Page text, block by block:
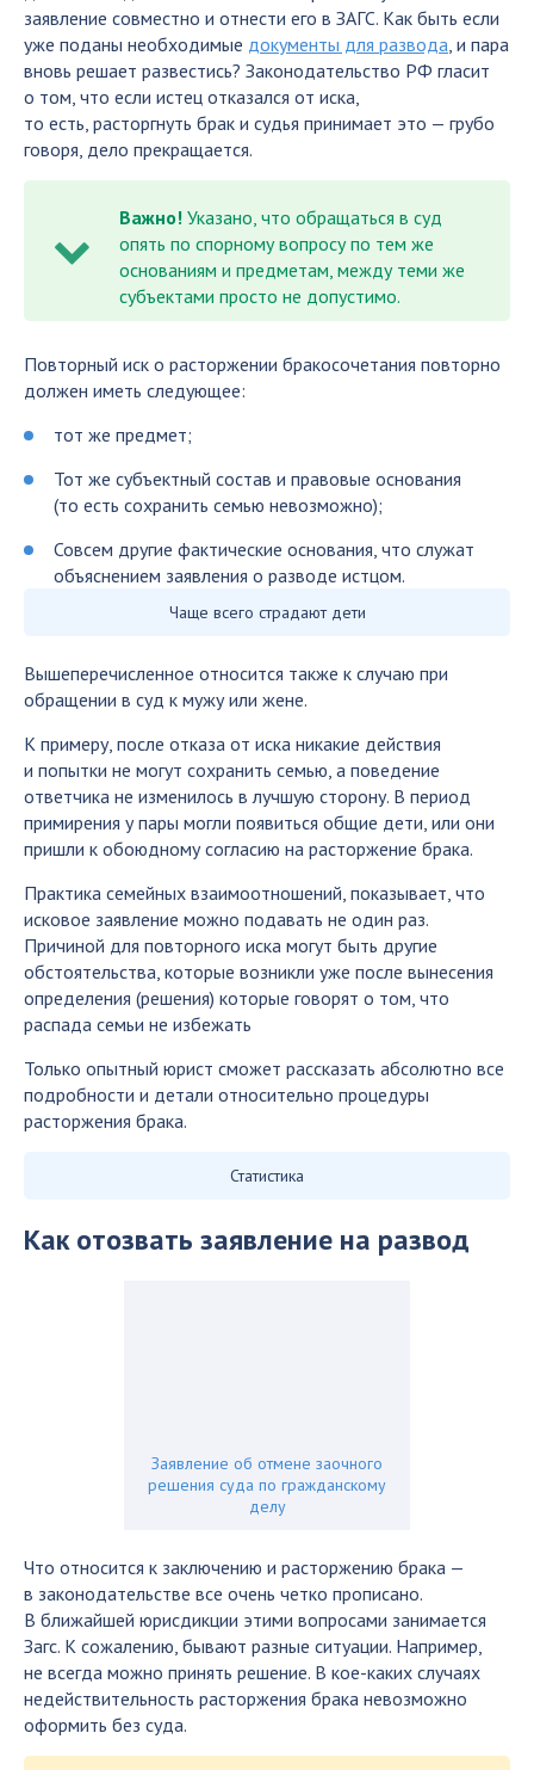
заявление совместно и отнести его в ЗАГС. Как быть если
уже поданы необходимые документы для развода, и пара
вновь решает развестись? Законодательство РФ гласит
о том, что если истец отказался от иска,
то есть, расторгнуть брак и судья принимает это — грубо
говоря, дело прекращается.
Важно! Указано, что обращаться в суд
опять по спорному вопросу по тем же
основаниям и предметам, между теми же
субъектами просто не допустимо.
Повторный иск о расторжении бракосочетания повторно
должен иметь следующее:
тот же предмет;
Тот же субъектный состав и правовые основания
(то есть сохранить семью невозможно);
Совсем другие фактические основания, что служат
объяснением заявления о разводе истцом.
Чаще всего страдают дети
Вышеперечисленное относится также к случаю при
обращении в суд к мужу или жене.
К примеру, после отказа от иска никакие действия
и попытки не могут сохранить семью, а поведение
ответчика не изменилось в лучшую сторону. В период
примирения у пары могли появиться общие дети, или они
пришли к обоюдному согласию на расторжение брака.
Практика семейных взаимоотношений, показывает, что
исковое заявление можно подавать не один раз.
Причиной для повторного иска могут быть другие
обстоятельства, которые возникли уже после вынесения
определения (решения) которые говорят о том, что
распада семьи не избежать
Только опытный юрист сможет рассказать абсолютно все
подробности и детали относительно процедуры
расторжения брака.
Статистика
Как отозвать заявление на развод
Заявление об отмене заочного
решения суда по гражданскому
делу
Что относится к заключению и расторжению брака —
в законодательстве все очень четко прописано.
В ближайшей юрисдикции этими вопросами занимается
Загс. К сожалению, бывают разные ситуации. Например,
не всегда можно принять решение. В кое-каких случаях
недействительность расторжения брака невозможно
оформить без суда.